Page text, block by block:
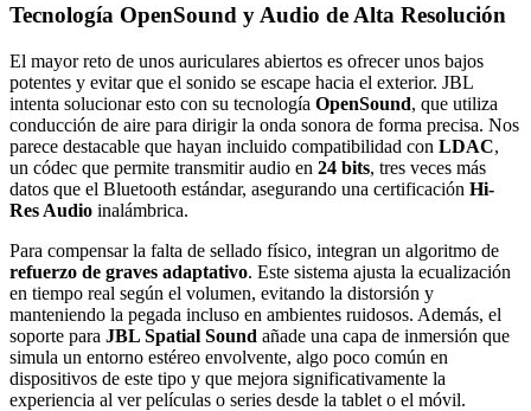
Tecnología OpenSound y Audio de Alta Resolución
El mayor reto de unos auriculares abiertos es ofrecer unos bajos
potentes y evitar que el sonido se escape hacia el exterior. JBL
intenta solucionar esto con su tecnología OpenSound, que utiliza
conducción de aire para dirigir la onda sonora de forma precisa. Nos
parece destacable que hayan incluido compatibilidad con LDAC,
un códec que permite transmitir audio en 24 bits, tres veces más
datos que el Bluetooth estándar, asegurando una certificación Hi-
Res Audio inalámbrica.
Para compensar la falta de sellado físico, integran un algoritmo de
refuerzo de graves adaptativo. Este sistema ajusta la ecualización
en tiempo real según el volumen, evitando la distorsión y
manteniendo la pegada incluso en ambientes ruidosos. Además, el
soporte para JBL Spatial Sound añade una capa de inmersión que
simula un entorno estéreo envolvente, algo poco común en
dispositivos de este tipo y que mejora significativamente la
experiencia al ver películas o series desde la tablet o el móvil.